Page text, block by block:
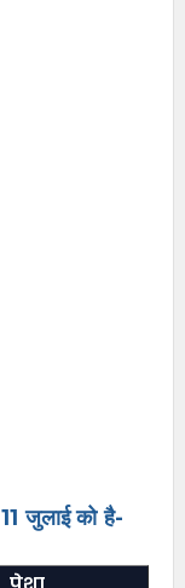
जुलाई को है-